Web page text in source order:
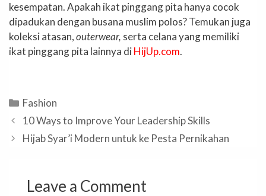
kesempatan. Apakah ikat pinggang pita hanya cocok
dipadukan dengan busana muslim polos? Temukan juga
koleksi atasan,outerwear, serta celana yang memiliki
ikat pinggang pita lainnya diHijUp.com.
Categories
Fashion
10 Ways to Improve Your Leadership Skills
Hijab Syar’i Modern untuk ke Pesta Pernikahan
Leave a Comment